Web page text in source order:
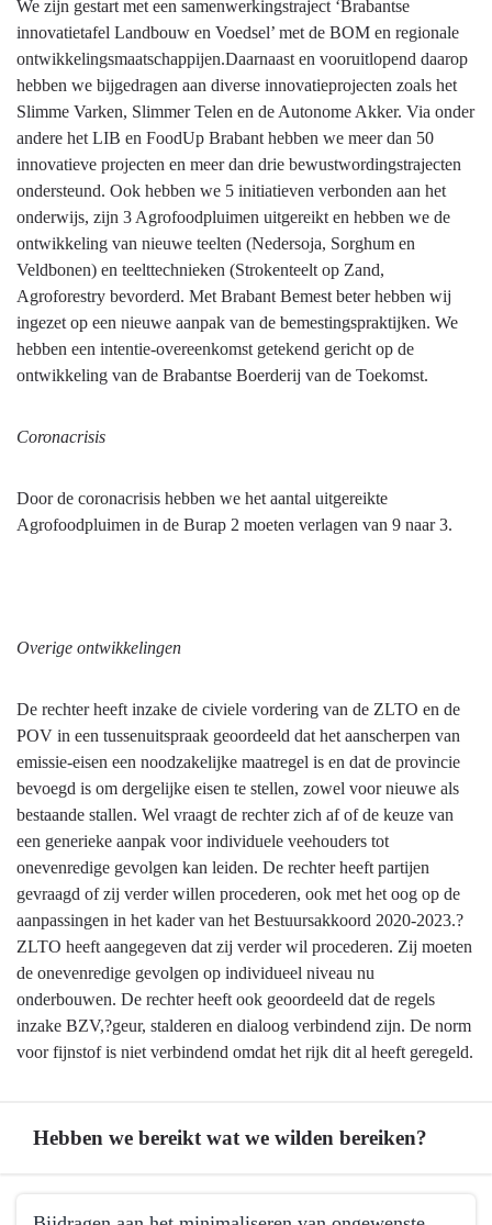
We zijn gestart met een samenwerkingstraject ‘Brabantse
innovatietafel Landbouw en Voedsel’ met de BOM en regionale
ontwikkelingsmaatschappijen.Daarnaast en vooruitlopend daarop
hebben we bijgedragen aan diverse innovatieprojecten zoals het
Slimme Varken, Slimmer Telen en de Autonome Akker. Via onder
andere het LIB en FoodUp Brabant hebben we meer dan 50
innovatieve projecten en meer dan drie bewustwordingstrajecten
ondersteund. Ook hebben we 5 initiatieven verbonden aan het
onderwijs, zijn 3 Agrofoodpluimen uitgereikt en hebben we de
ontwikkeling van nieuwe teelten (Nedersoja, Sorghum en
Veldbonen) en teelttechnieken (Strokenteelt op Zand,
Agroforestry bevorderd. Met Brabant Bemest beter hebben wij
ingezet op een nieuwe aanpak van de bemestingspraktijken. We
hebben een intentie-overeenkomst getekend gericht op de
ontwikkeling van de Brabantse Boerderij van de Toekomst.
Coronacrisis
Door de coronacrisis hebben we het aantal uitgereikte
Agrofoodpluimen in de Burap 2 moeten verlagen van 9 naar 3.
Overige ontwikkelingen
De rechter heeft inzake de civiele vordering van de ZLTO en de
POV in een tussenuitspraak geoordeeld dat het aanscherpen van
emissie-eisen een noodzakelijke maatregel is en dat de provincie
bevoegd is om dergelijke eisen te stellen, zowel voor nieuwe als
bestaande stallen. Wel vraagt de rechter zich af of de keuze van
een generieke aanpak voor individuele veehouders tot
onevenredige gevolgen kan leiden. De rechter heeft partijen
gevraagd of zij verder willen procederen, ook met het oog op de
aanpassingen in het kader van het Bestuursakkoord 2020-2023.?
ZLTO heeft aangegeven dat zij verder wil procederen. Zij moeten
de onevenredige gevolgen op individueel niveau nu
onderbouwen. De rechter heeft ook geoordeeld dat de regels
inzake BZV,?geur, stalderen en dialoog verbindend zijn. De norm
voor fijnstof is niet verbindend omdat het rijk dit al heeft geregeld.
Hebben we bereikt wat we wilden bereiken?